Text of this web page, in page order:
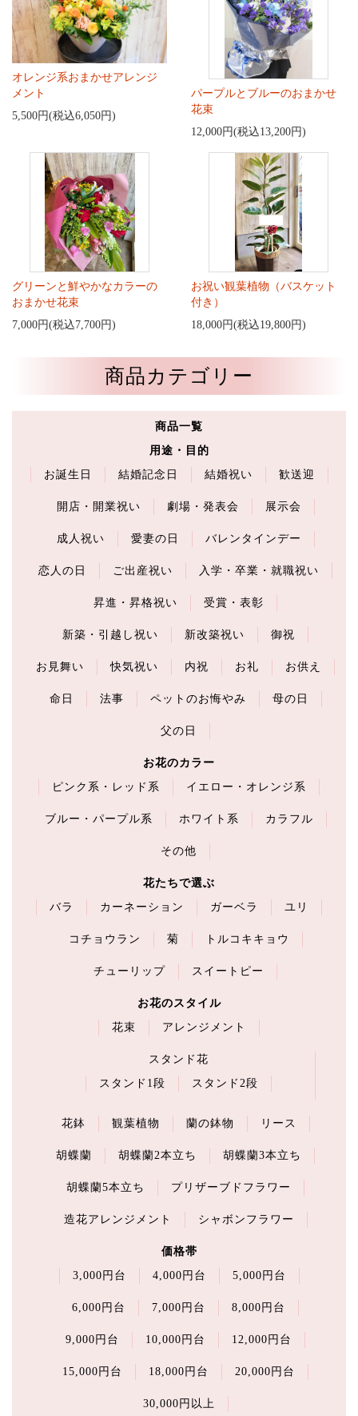
オレンジ系おまかせアレンジ
メント
5,500円(税込6,050円)
パープルとブルーのおまかせ
花束
12,000円(税込13,200円)
グリーンと鮮やかなカラーの
おまかせ花束
7,000円(税込7,700円)
お祝い観葉植物（バスケット
付き）
18,000円(税込19,800円)
商品カテゴリー
商品一覧
用途・目的
お誕生日
結婚記念日 結婚祝い 歓送迎
開店・開業祝い 劇場・発表会 展示会
成人祝い 愛妻の日 バレンタインデー
恋人の日 ご出産祝い 入学・卒業・就職祝い
昇進・昇格祝い 受賞・表彰
新築・引越し祝い 新改築祝い 御祝
お見舞い 快気祝い 内祝 お礼 お供え
命日 法事 ペットのお悔やみ 母の日
父の日
お花のカラー
ピンク系・レッド系
イエロー・オレンジ系
ブルー・パープル系 ホワイト系 カラフル
その他
花たちで選ぶ
バラ
カーネーション ガーベラ ユリ
コチョウラン 菊 トルコキキョウ
チューリップ スイートピー
お花のスタイル
花束
アレンジメント
スタンド花
スタンド1段
スタンド2段
花鉢 観葉植物 蘭の鉢物 リース
胡蝶蘭 胡蝶蘭2本立ち 胡蝶蘭3本立ち
胡蝶蘭5本立ち プリザーブドフラワー
造花アレンジメント シャボンフラワー
価格帯
3,000円台
4,000円台 5,000円台
6,000円台 7,000円台 8,000円台
9,000円台 10,000円台 12,000円台
15,000円台 18,000円台 20,000円台
30,000円以上